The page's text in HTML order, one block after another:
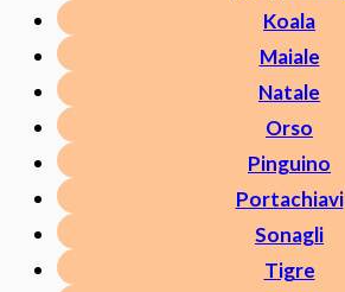
Koala
Maiale
Natale
Orso
Pinguino
Portachiavi
Sonagli
Tigre